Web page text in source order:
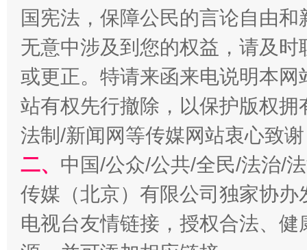
受贿1.44亿！段成刚被判无期 从幼
国宪法，保障公民的言论自由
无意中涉及到您的权益，请及
或更正。特请来函来电说明本
站有权先行撤除，以保护版权
法制/新闻网等传媒网站衷心致
二、 中国/公众/公共/全民/法治/
传媒（北京）有限公司独家协
电视台友情链接，授权合法、